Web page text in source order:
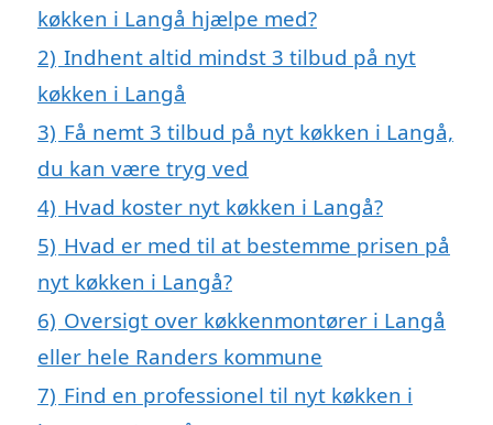
køkken i Langå hjælpe med?
2) Indhent altid mindst 3 tilbud på nyt
køkken i Langå
3) Få nemt 3 tilbud på nyt køkken i Langå,
du kan være tryg ved
4) Hvad koster nyt køkken i Langå?
5) Hvad er med til at bestemme prisen på
nyt køkken i Langå?
6) Oversigt over køkkenmontører i Langå
eller hele Randers kommune
7) Find en professionel til nyt køkken i